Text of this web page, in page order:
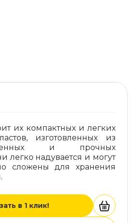
их компактных и легких
изготовленных из
и прочных
легко надувается и могут
сложены для хранения
в 1 клик!